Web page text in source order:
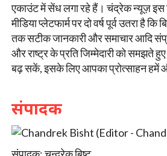
एकाउंट में सेंध लगा रहे हैं। चंद्रेक न्यूज़
मीडिया प्लेटफार्म पर दो वर्ष पूर्व उतरा है कि
तक सटीक जानकारी और समाचार आदि
और राष्ट्र के प्रति जिम्मेदारी को समझते
बढ़ सकें, इसके लिए आपका प्रोत्साहन हमें
संपादक
संपादक: चन्द्रेक बिष्ट